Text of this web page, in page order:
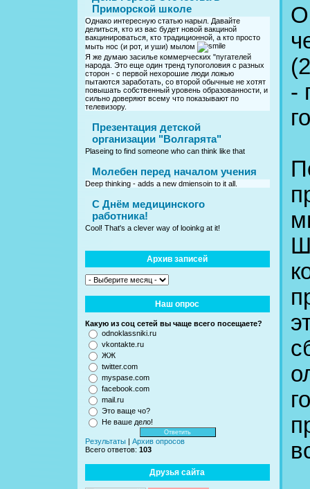
Приморской школе
Однако интересную статью нарыл. Давайте
делиться, кто из вас будет новой вакциной
вакцинироваться, кто традиционной, а кто просто
мыть нос (и рот, и уши) мылом
Я же думаю засилье коммерческих "пугателей
народа. Это еще один тренд тупоголовия с разных
сторон - с первой нехорошие люди ложью
пытаются заработать, со второй обычные не хотят
повышать собственный уровень образованности, и
сильно доверяют всему что показывают по
телевизору.
Презентация детской
организации "Волгарята"
Plaseing to find someone who can think like that
Молебен перед началом учения
Deep thinking - adds a new dmiensoin to it all.
C Днём медицинского
работника!
Cool! That's a clever way of looinkg at it!
Архив записей
Наш опрос
Какую из соц сетей вы чаще всего посещаете?
odnoklassniki.ru
vkontakte.ru
ЖЖ
twitter.com
myspase.com
facebook.com
mail.ru
Это ваще чо?
Не ваше дело!
Результаты
Архив опросов
Всего ответов: 103
Друзья сайта
-